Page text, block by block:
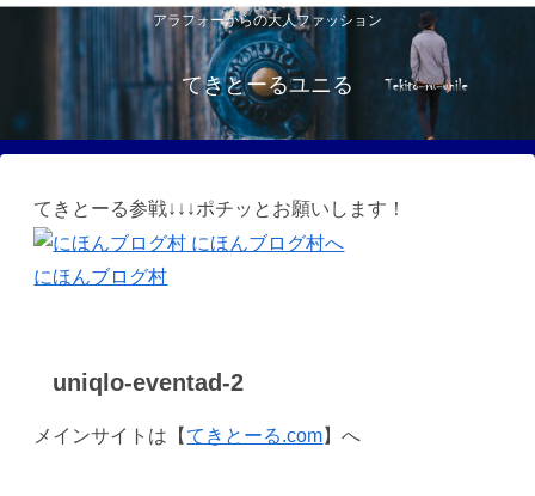
アラフォーからの大人ファッション
てきとーるユニる
てきとーる参戦↓↓↓ポチッとお願いします！
にほんブログ村
uniqlo-eventad-2
メインサイトは【てきとーる.com】へ